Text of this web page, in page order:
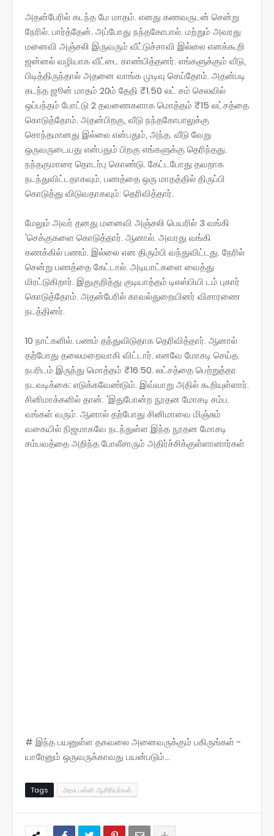
அதன்பேரில்‌ கடந்த மே மாதம்‌. எனது கணவருடன்‌ சென்று
நேரில்‌. பார்த்தேன்‌. அப்போது நந்தகோபால்‌. மற்றும்‌ அவரது
மனைவி அஞ்சலி இருவரும்‌ வீட்டுச்சாவி இல்லை எனக்கூறி
ஜன்னல்‌ வழியாக வீட்டை காண்பித்தனர்‌. எங்களுக்கும்‌ வீடு,
பிடித்திருந்தால்‌ அதனை வாங்க முடிவு செய்தோம்‌. அதன்படி
கடந்த ஜூன்‌ மாதம்‌ 20ம்‌ தேதி ₹1.50 லட்‌ சம்‌ செலவில்‌
ஒப்பந்தம்‌ போட்டு 2 தவணைகளாக மொத்தம்‌ ₹15 லட்சத்தை
கொடுத்தோம்‌. அதன்பிறகு, வீடு நந்தகோபாலுக்கு
சொந்தமானது இல்லை என்பதும்‌, அந்த. வீடு வேறு
ஒருவருடையது என்பதும்‌ பிறகு எங்களுக்கு தெரிந்தது.
நந்தகுமாரை தொடர்பு கொண்டு. கேட்டபோது தவறாக
நடந்துவிட்டதாகவும்‌, பணத்தை ஒரு மாதத்தில்‌ திருப்பி
கொடுத்து விடுவதாகவும்‌: தெரிவித்தார்‌.
மேலும்‌ அவர்‌ தனது மனைவி அஞ்சலி பெயரில்‌ 3 வங்கி
'செக்குகளை கொடுத்தார்‌. ஆனால்‌. அவரது வங்கி
கணக்கில்‌ பணம்‌. இல்லை என திரும்பி வந்துவிட்டது. நேரில்‌
சென்று பணத்தை கேட்டால்‌. அடியாட்களை வைத்து
மிரட்டுகிறார்‌. இதுகுறித்து குடியாத்தம்‌ டிஎஸ்பியி டம்‌ புகார்‌
கொடுத்தோம்‌. அதன்பேரில்‌ காவல்துறையினர்‌ விசாரணை
நடத்தினர்‌.
10 நாட்களில்‌. பணம்‌ தந்துவிடுதாக தெரிவித்தார்‌. ஆனால்‌
தற்போது தலைமறைவாகி விட்டார்‌. எனவே மோசடி செய்த.
நபரிடம்‌ இருந்து மொத்தம்‌ ₹16.50. லட்சத்தை பெற்றுத்தர
நடவடிக்கை: எடுக்கவேண்டும்‌. இவ்வாறு அதில்‌ கூறியுள்ளார்‌.
சினிமாக்களில்‌ தான்‌. 'இதுபோன்ற நூதன மோசடி சம்ப.
வங்கள்‌ வரும்‌. ஆனால்‌ தற்போது சினிமாவை மிஞ்சும்‌
வகையில்‌ நிஜமாகவே நடந்துள்ள இந்த நூதன மோசடி
சம்பவத்தை அறிந்த போலீசாரும்‌ அதிர்ச்சிக்குள்ளானார்கள்‌
# இந்த பயனுள்ள தகவலை அனைவருக்கும் பகிருங்கள் -
யாரேனும் ஒருவருக்காவது பயன்படும்...
Tags அரசு பள்ளி ஆசிரியர்கள்